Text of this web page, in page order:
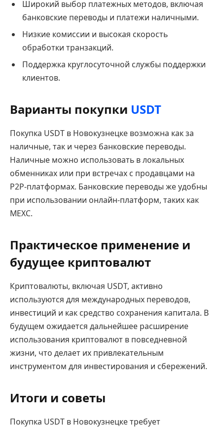
Широкий выбор платежных методов, включая
банковские переводы и платежи наличными.
Низкие комиссии и высокая скорость
обработки транзакций.
Поддержка круглосуточной службы поддержки
клиентов.
Варианты покупки USDT
Покупка USDT в Новокузнецке возможна как за
наличные, так и через банковские переводы.
Наличные можно использовать в локальных
обменниках или при встречах с продавцами на
P2P-платформах. Банковские переводы же удобны
при использовании онлайн-платформ, таких как
MEXC.
Практическое применение и
будущее криптовалют
Криптовалюты, включая USDT, активно
используются для международных переводов,
инвестиций и как средство сохранения капитала. В
будущем ожидается дальнейшее расширение
использования криптовалют в повседневной
жизни, что делает их привлекательным
инструментом для инвестирования и сбережений.
Итоги и советы
Покупка USDT в Новокузнецке требует